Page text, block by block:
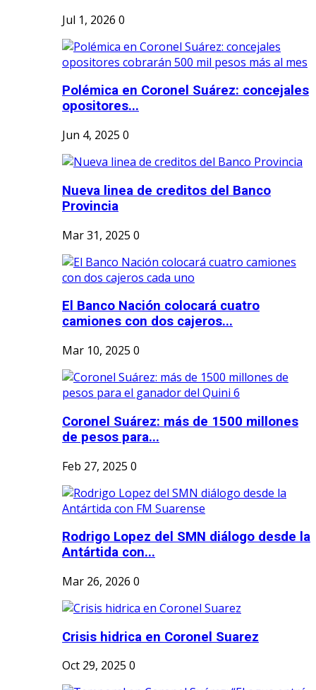
Jul 1, 2026 0
Polémica en Coronel Suárez: concejales
opositores...
Jun 4, 2025 0
Nueva linea de creditos del Banco
Provincia
Mar 31, 2025 0
El Banco Nación colocará cuatro
camiones con dos cajeros...
Mar 10, 2025 0
Coronel Suárez: más de 1500 millones
de pesos para...
Feb 27, 2025 0
Rodrigo Lopez del SMN diálogo desde la
Antártida con...
Mar 26, 2026 0
Crisis hidrica en Coronel Suarez
Oct 29, 2025 0